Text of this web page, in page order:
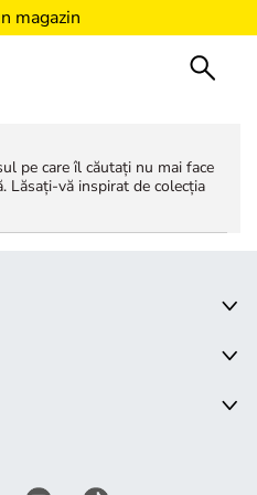
magazin
pe care îl căutați nu mai face
Lăsați-vă inspirat de colecția